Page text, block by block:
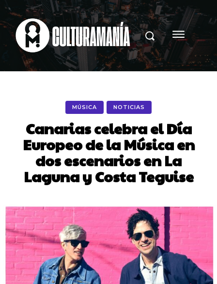
MÚSICA NOTICIAS
Canarias celebra el Día
Europeo de la Música en
dos escenarios en La
Laguna y Costa Teguise